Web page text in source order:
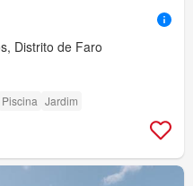
Distrito de Faro
Piscina Jardim